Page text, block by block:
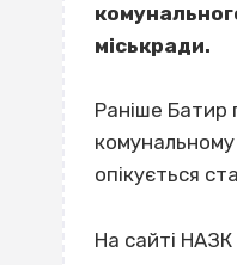
міськради.
Раніше Батир
опікується
На сайті